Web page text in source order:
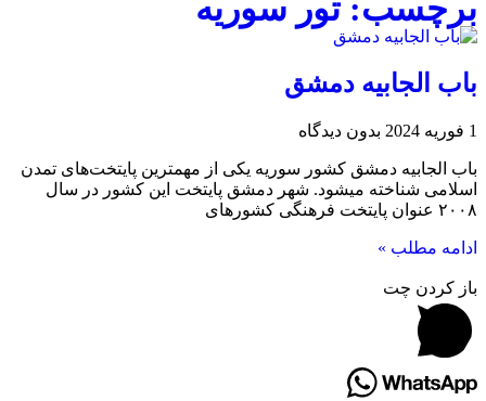
برچسب: تور سوریه
باب الجابيه دمشق
1 فوریه 2024 بدون دیدگاه
باب الجابيه دمشق کشور سوریه یکی از مهمترین پایتخت‌های تمدن
اسلامی شناخته میشود. شهر دمشق پایتخت این کشور در سال
۲۰۰۸ عنوان پایتخت فرهنگی کشور‌های
ادامه مطلب »
باز کردن چت